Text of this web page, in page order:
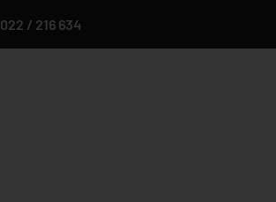
022 / 216 634